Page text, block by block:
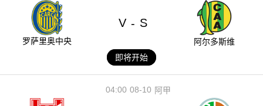
罗萨里奥中央
V - S
阿尔多斯维
即将开始
08-10
04:00 阿甲